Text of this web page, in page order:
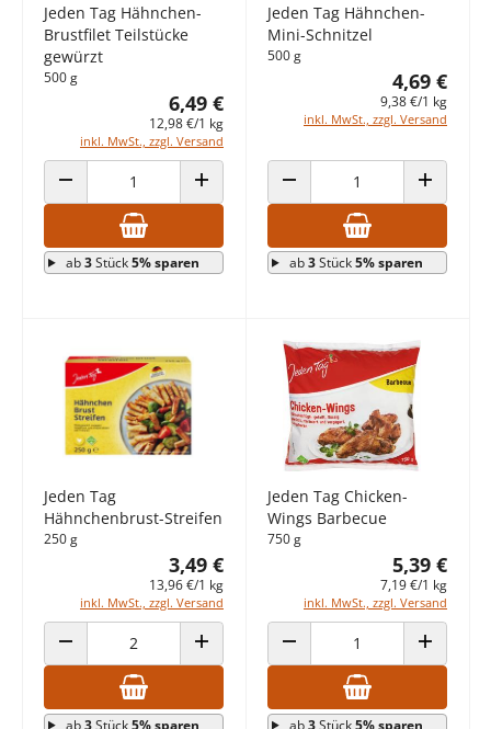
Jeden Tag Hähnchen-
Brustfilet Teilstücke
gewürzt
500 g
6,49 €
12,98 €/1 kg
inkl. MwSt., zzgl. Versand
ANZAHL VERRINGERN ANZAHL ERHÖHEN
ab3Stück5% sparen
Jeden Tag Hähnchen-
Mini-Schnitzel
500 g
4,69 €
9,38 €/1 kg
inkl. MwSt., zzgl. Versand
ANZAHL VERRINGERN ANZAHL
ab3Stück5% sparen
Jeden Tag
Hähnchenbrust-Streifen
250 g
3,49 €
13,96 €/1 kg
inkl. MwSt., zzgl. Versand
ANZAHL VERRINGERN ANZAHL ERHÖHEN
ab3Stück5% sparen
Jeden Tag Chicken-
Wings Barbecue
750 g
5,39 €
7,19 €/1 kg
inkl. MwSt., zzgl. Versand
ANZAHL VERRINGERN ANZAHL
ab3Stück5% sparen